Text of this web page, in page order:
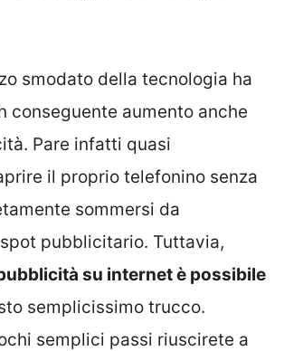
smodato della tecnologia ha
conseguente aumento anche
Pare infatti quasi
il proprio telefonino senza
sommersi da
pubblicitario. Tuttavia,
su internet è possibile
semplicissimo trucco.
semplici passi riuscirete a